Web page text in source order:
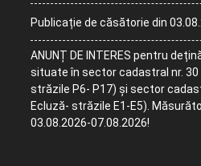
Publicație de căsătorie din
ANUNȚ DE INTERES pentru
situate în sector cadastral nr. 30
străzile P6- P17) și sector
Ecluză- străzile E1-E5).
03.08.2026-07.08.2026!